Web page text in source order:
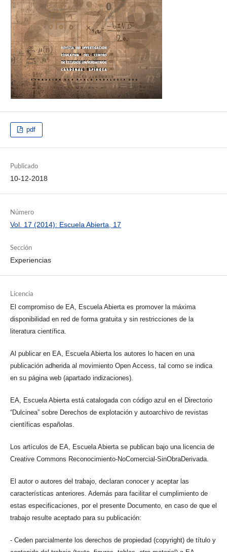
pdf
Publicado
10-12-2018
Número
Vol. 17 (2014): Escuela Abierta, 17
Sección
Experiencias
Licencia
El compromiso de EA, Escuela Abierta es promover la máxima
disponibilidad en red de forma gratuita y sin restricciones de la
literatura científica.
Al publicar en EA, Escuela Abierta los autores lo hacen en una
publicación adherida al movimiento Open Access, tal como se indica
en su página web (apartado indizaciones).
EA, Escuela Abierta está catalogada con código azul en el Directorio
“Dulcinea” sobre Derechos de explotación y autoarchivo de revistas
científicas españolas.
Los artículos de EA, Escuela Abierta se publican bajo una licencia de
Creative Commons Reconocimiento-NoComercial-SinObraDerivada.
El autor o autores del trabajo, declaran conocer y aceptar las
características anteriores. Además para facilitar el cumplimiento de
estas especificaciones, por el presente Documento, en caso de que el
trabajo resulte aceptado para su publicación:
- Ceden parcialmente los derechos de propiedad (copyright) de título y